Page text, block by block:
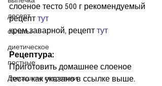
десерт
салаты
диетическое
постные
Домашние секретики
слоеное тесто 500 г рекомендуемый
рецепт тут
крем заварной, рецепт тут
Рецептура:
Приготовить домашнее слоеное
тесто как указано в ссылке выше.